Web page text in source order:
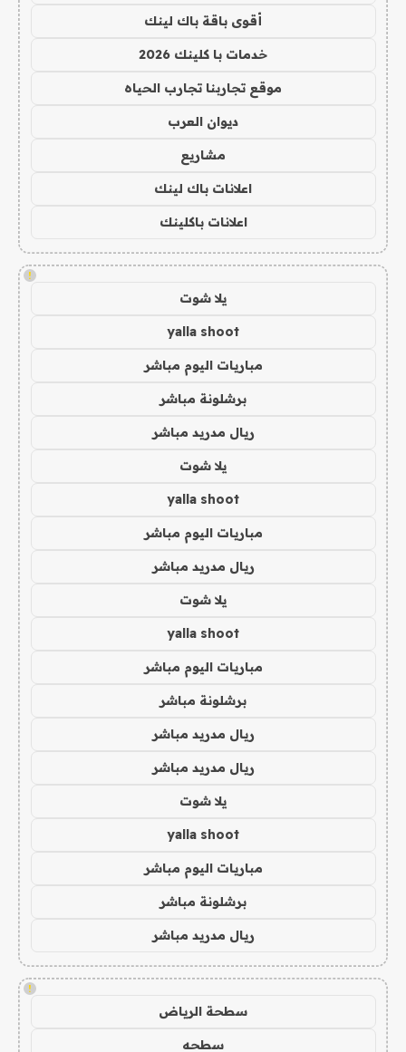
أقوى باقة باك لينك
خدمات با كلينك 2026
موقع تجاربنا تجارب الحياه
ديوان العرب
مشاريع
اعلانات باك لينك
اعلانات باكلينك
!
يلا شوت
yalla shoot
مباريات اليوم مباشر
برشلونة مباشر
ريال مدريد مباشر
يلا شوت
yalla shoot
مباريات اليوم مباشر
ريال مدريد مباشر
يلا شوت
yalla shoot
مباريات اليوم مباشر
برشلونة مباشر
ريال مدريد مباشر
ريال مدريد مباشر
يلا شوت
yalla shoot
مباريات اليوم مباشر
برشلونة مباشر
ريال مدريد مباشر
!
سطحة الرياض
سطحه